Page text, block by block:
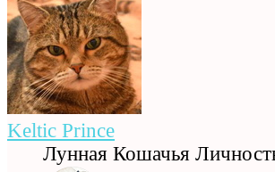
Keltic Prince
Лунная Кошачья